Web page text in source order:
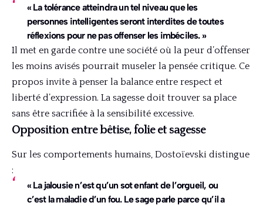
« La tolérance atteindra un tel niveau que les
personnes intelligentes seront interdites de toutes
réflexions pour ne pas offenser les imbéciles. »
Il met en garde contre une société où la peur d’offenser
les moins avisés pourrait museler la pensée critique. Ce
propos invite à penser la balance entre respect et
liberté d’expression. La sagesse doit trouver sa place
sans être sacrifiée à la sensibilité excessive.
Opposition entre bêtise, folie et sagesse
Sur les comportements humains, Dostoïevski distingue
:
« La jalousie n’est qu’un sot enfant de l’orgueil, ou
c’est la maladie d’un fou. Le sage parle parce qu’il a